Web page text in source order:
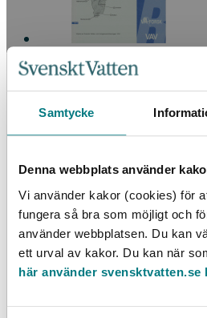
Samtycke
Denna webbplats använder
Vi använder kakor (cookies) för
fungera så bra som möjligt och
använder webbplatsen. Du kan
ett urval av kakor. Du kan när
här använder svensktvatten.se
Utvärdering av VA-lösningar
LÄS MER